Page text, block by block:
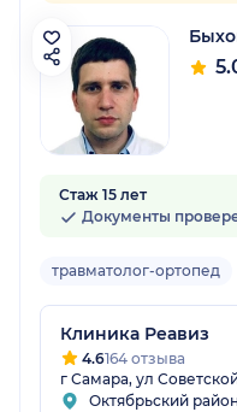
Стаж 15 лет
Документы
травматолог-ортопед
Клиника Реавиз
4.6164 отзыва
г Самара, ул
Октябрьский район